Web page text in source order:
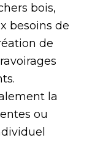
bois,
besoins de
de
la
ou